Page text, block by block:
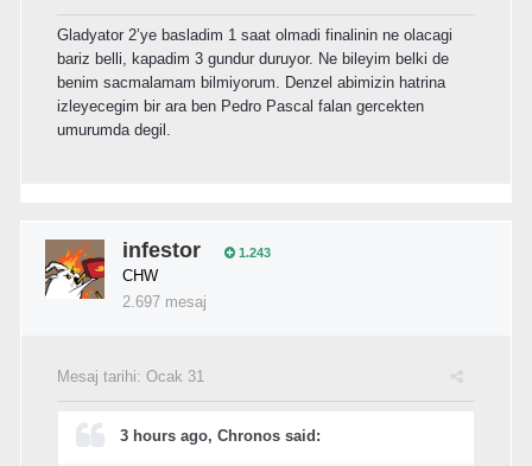
Gladyator 2’ye basladim 1 saat olmadi finalinin ne olacagi
bariz belli, kapadim 3 gundur duruyor. Ne bileyim belki de
benim sacmalamam bilmiyorum. Denzel abimizin hatrina
izleyecegim bir ara ben Pedro Pascal falan gercekten
umurumda degil.
infestor 1.243
CHW
2.697 mesaj
Mesaj tarihi: Ocak 31
3 hours ago, Chronos said: